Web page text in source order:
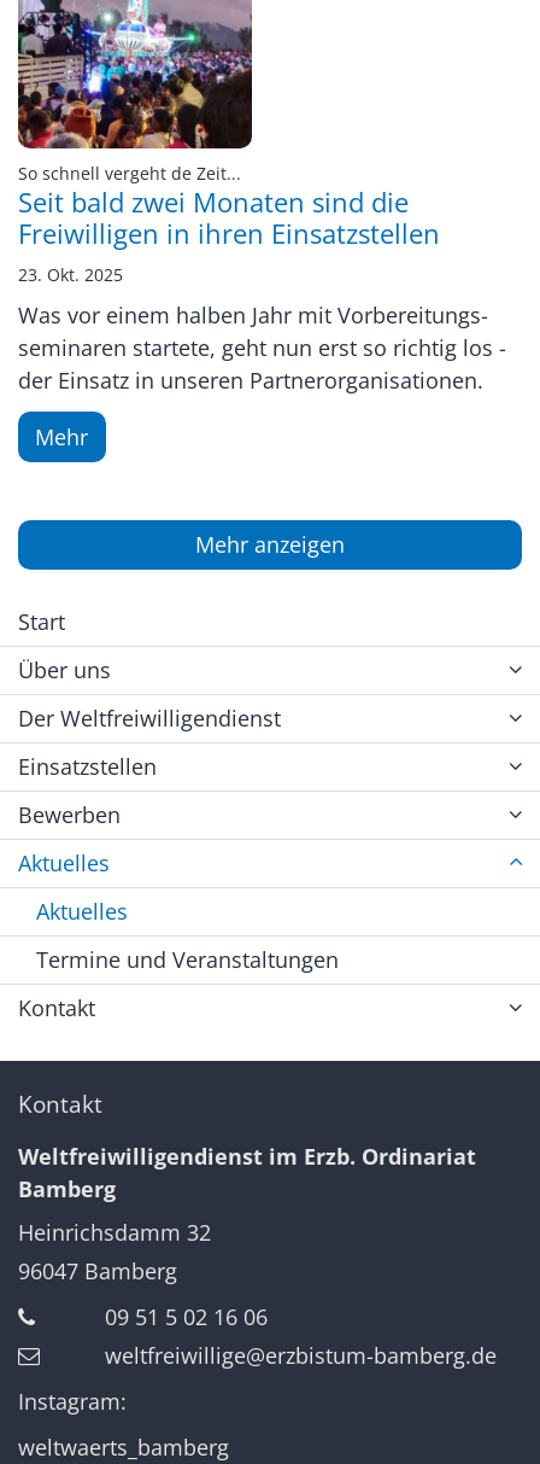
So schnell vergeht de Zeit...
Seit bald zwei Monaten sind die
Freiwilligen in ihren Einsatzstellen
23. Okt. 2025
Was vor einem halben Jahr mit Vorbereitungs-
seminaren startete, geht nun erst so richtig los -
der Einsatz in unseren Partnerorganisationen.
Mehr
Mehr anzeigen
Start
Über uns
Der Weltfreiwilligendienst
Einsatzstellen
Bewerben
Aktuelles
Aktuelles
Termine und Veranstaltungen
Kontakt
Kontakt
Weltfreiwilligendienst im Erzb. Ordinariat
Bamberg
Heinrichsdamm 32
96047 Bamberg
09 51 5 02 16 06
weltfreiwillige@erzbistum-bamberg.de
Instagram:
weltwaerts_bamberg